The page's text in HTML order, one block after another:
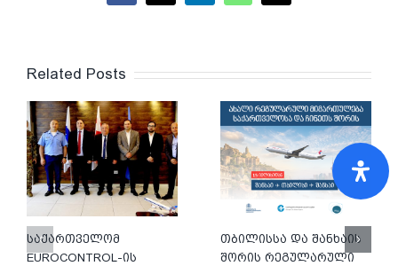
Related Posts
საქართველომ
EUROCONTROL-ის
თბილისსა და შანხაის
შორის რეგულარული